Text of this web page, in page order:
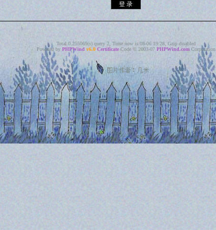
Total 0.255069(s) query 2, Time now is:08-06 19:28, Gzip disabled
Powered by PHPWind v6.0 Certificate Code © 2003-07 PHPWind.com Corporation